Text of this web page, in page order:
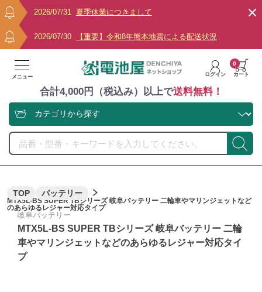
2026/07/31 夏季休業につきまして
2026/07/30 【重要】令和8年熊本地震による配送状況
メニュー ログイン カート
0
合計4,000円（税込み）以上で送料無料！
TOP バッテリー
MTX5L-BS SUPER TBシリーズ 岐阜バッテリー 二輪車やマリンジェットなど
のあらゆるレジャー対応タイプ
岐阜バッテリー
MTX5L-BS SUPER TBシリーズ 岐阜バッテリー 二輪
車やマリンジェットなどのあらゆるレジャー対応タイ
プ